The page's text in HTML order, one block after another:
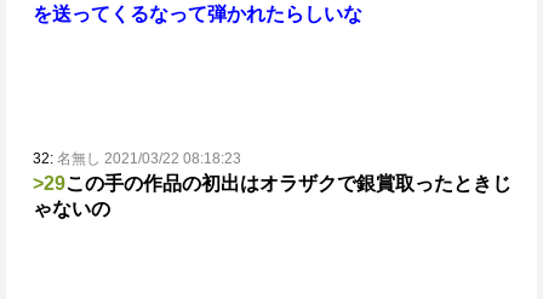
を送ってくるなって弾かれたらしいな
32: 名無し 2021/03/22 08:18:23
>29この手の作品の初出はオラザクで銀賞取ったときじ
ゃないの